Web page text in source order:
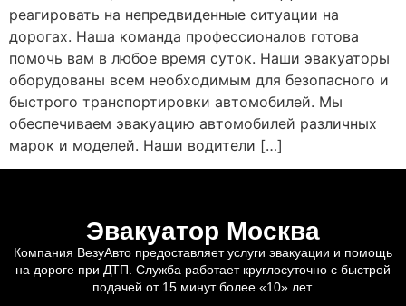
реагировать на непредвиденные ситуации на
дорогах. Наша команда профессионалов готова
помочь вам в любое время суток. Наши эвакуаторы
оборудованы всем необходимым для безопасного и
быстрого транспортировки автомобилей. Мы
обеспечиваем эвакуацию автомобилей различных
марок и моделей. Наши водители […]
Эвакуатор Москва
Компания ВезуАвто предоставляет услуги эвакуации и помощь
на дороге при ДТП. Служба работает круглосуточно с быстрой
подачей от 15 минут более «10» лет.